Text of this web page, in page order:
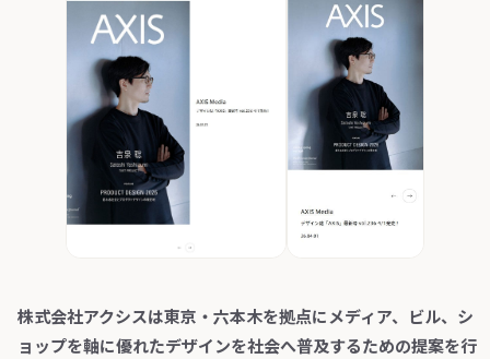
株式会社アクシスは東京・六本木を拠点にメディア、ビル、シ
ョップを軸に優れたデザインを社会へ普及するための提案を行